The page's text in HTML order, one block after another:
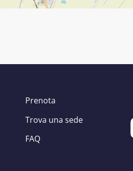
Prenota
Trova una sede
FAQ